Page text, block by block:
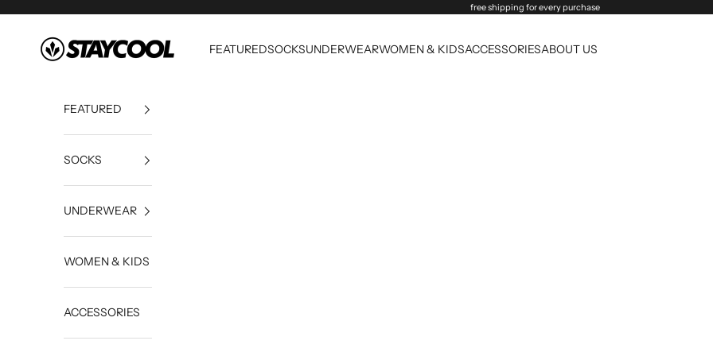
free shipping for every purchase
StayCool
FEATUREDSOCKSUNDERWEARWOMEN & KIDSACCESSORIESABOUT US
FEATURED
SOCKS
UNDERWEAR
WOMEN & KIDS
ACCESSORIES